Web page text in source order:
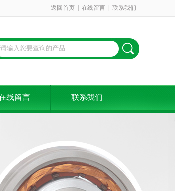
返回首页 在线留言 联系我们
线留言 联系我们